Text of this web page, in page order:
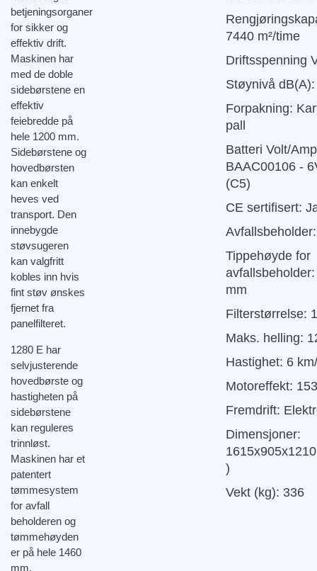
betjeningsorganer
for sikker og
effektiv drift.
Maskinen har
med de doble
sidebørstene en
effektiv
feiebredde på
hele 1200 mm.
Sidebørstene og
hovedbørsten
kan enkelt
heves ved
transport. Den
innebygde
støvsugeren
kan valgfritt
kobles inn hvis
fint støv ønskes
fjernet fra
panelfilteret.
1280 E har
selvjusterende
hovedbørste og
hastigheten på
sidebørstene
kan reguleres
trinnløst.
Maskinen har et
patentert
tømmesystem
for avfall
beholderen og
tømmehøyden
er på hele 1460
mm.
7440 m²/time
Driftsspenning
Støynivå
Forpakning:
pall
Batteri Volt/
BAAC00106 -
(C5)
CE sertifisert:
Tippehøyde for
mm
Filterstørrelse:
Maks. helling:
Hastighet: 6
Motoreffekt:
Fremdrift:
Dimensjoner:
)
Vekt (kg): 336